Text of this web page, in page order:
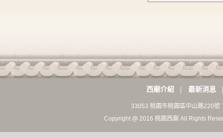
西廟介紹 最新消息
33053 桃園市桃園區中山路220號
Copyright @ 2016 桃園西廟 All Rights